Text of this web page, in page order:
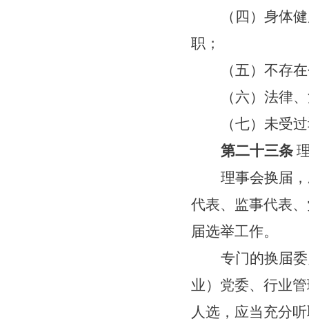
（四）身体
职；
（五）不存
（六）法律
（七）未受
第二十三条
理事会换届
代表、监事代表
届选举工作。
专门的换届
业）党委、行业
人选，应当充分